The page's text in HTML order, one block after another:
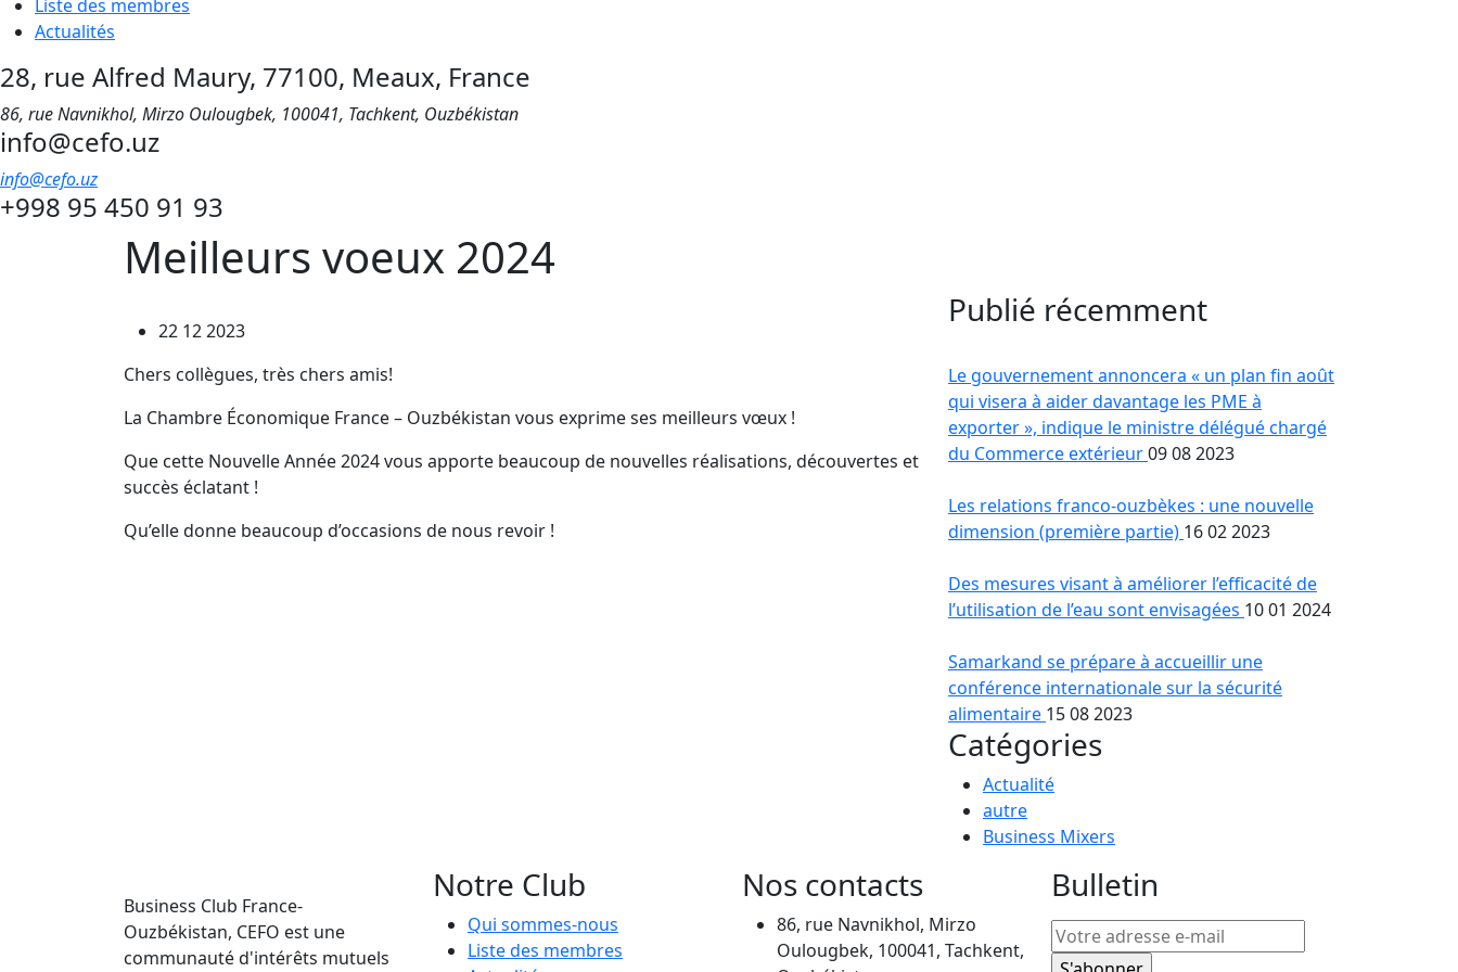
Liste des membres
Actualités
28, rue Alfred Maury, 77100, Meaux, France
86, rue Navnikhol, Mirzo Oulougbek, 100041, Tachkent, Ouzbékistan
info@cefo.uz
info@cefo.uz
+998 95 450 91 93
Meilleurs voeux 2024
Publié récemment
Le gouvernement annoncera « un plan fin août
qui visera à aider davantage les PME à
exporter », indique le ministre délégué chargé
du Commerce extérieur09 08 2023
Les relations franco-ouzbèkes : une nouvelle
dimension (première partie) 16 02 2023
Des mesures visant à améliorer l’efficacité de
l’utilisation de l’eau sont envisagées 10 01 2024
Samarkand se prépare à accueillir une
conférence internationale sur la sécurité
alimentaire 15 08 2023
Catégories
Actualité
autre
Business Mixers
22 12 2023
Chers collègues, très chers amis!
La Chambre Économique France – Ouzbékistan vous exprime ses meilleurs vœux !
Que cette Nouvelle Année 2024 vous apporte beaucoup de nouvelles réalisations, découvertes et
succès éclatant !
Qu’elle donne beaucoup d’occasions de nous revoir !
Business Club France-
Ouzbékistan, CEFO est une
communauté d'intérêts mutuels
Notre Club
Qui sommes-nous
Liste des membres
Nos contacts
86, rue Navnikhol, Mirzo
Oulougbek, 100041, Tachkent,
Bulletin